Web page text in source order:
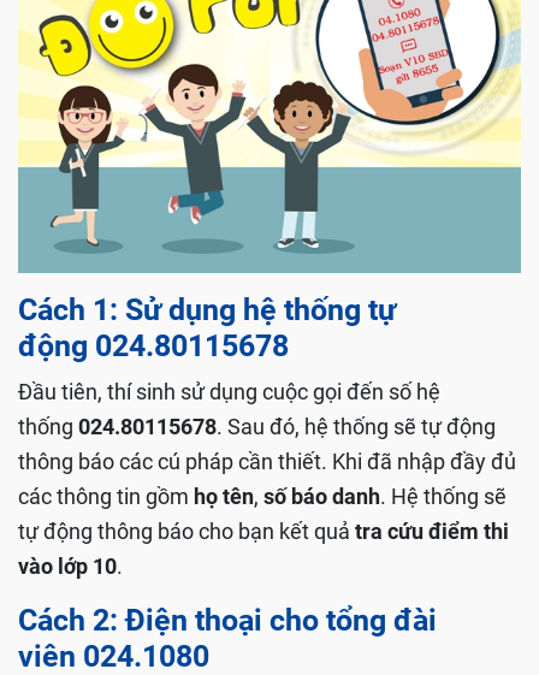
Cách 1: Sử dụng hệ thống tự
động 024.80115678
Đầu tiên, thí sinh sử dụng cuộc gọi đến số hệ
thống 024.80115678. Sau đó, hệ thống sẽ tự động
thông báo các cú pháp cần thiết. Khi đã nhập đầy đủ
các thông tin gồm họ tên, số báo danh. Hệ thống sẽ
tự động thông báo cho bạn kết quả tra cứu điểm thi
vào lớp 10.
Cách 2: Điện thoại cho tổng đài
viên 024.1080